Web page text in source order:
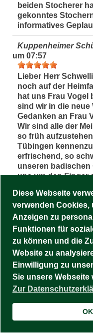
Diese Webseite
verwenden Cookies,
Anzeigen zu
Funktionen für
zu können und die
Website zu
Einwilligung zu
Sie unsere Webseite
Zur
OK
beiden Stocherer
gekonntes
informatives
Kuppenheimer
um 07:57
Lieber Herr
noch auf der
hat uns Frau Vogel
sind wir in die neue
Gedanken an Frau
Wir sind alle der
so früh
Tübingen
erfrischend, so
unseren
uns um den Finger
herzliches
Auge auf Frau
gewachsen.
Übrigens: Nach
Stocherkahn
wer uns durch
Kommentar: Alles
auch nie in
Sonnige Grüße
von den
Herzliche Grüße
schrieb am